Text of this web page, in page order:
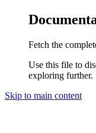
Fetch the
Use this file to
exploring further.
Skip to main content